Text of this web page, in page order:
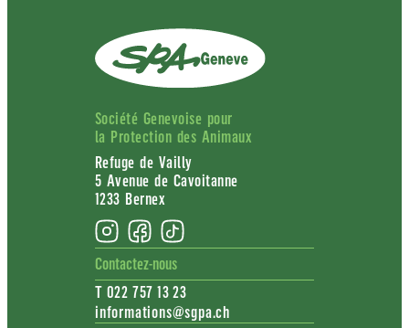
Société Genevoise pour
la Protection des Animaux
Refuge de Vailly
5 Avenue de Cavoitanne
1233 Bernex
Contactez-nous
T 022 757 13 23
informations@sgpa.ch